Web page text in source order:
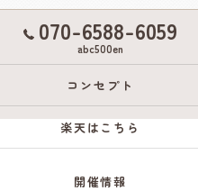
070-6588-6059
abc500en
コンセプト
楽天はこちら
開催情報